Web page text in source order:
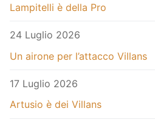
Lampitelli è della Pro
24 Luglio 2026
Un airone per l’attacco Villans
17 Luglio 2026
Artusio è dei Villans